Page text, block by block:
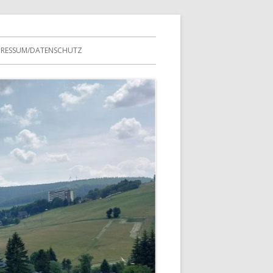
VEREINS
PROTOKOLLE
TESTSEITE
DATENSCHUTZ